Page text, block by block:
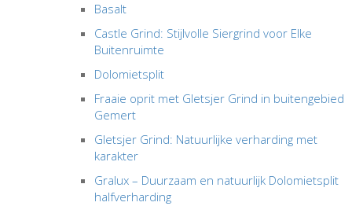
Basalt
Castle Grind: Stijlvolle Siergrind voor Elke
Buitenruimte
Dolomietsplit
Fraaie oprit met Gletsjer Grind in buitengebied
Gemert
Gletsjer Grind: Natuurlijke verharding met
karakter
Gralux – Duurzaam en natuurlijk Dolomietsplit
halfverharding